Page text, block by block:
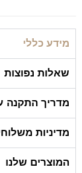
מידע כללי
שאלות נפוצות
מדריך התקנה
מדיניות
המוצרים שלנו